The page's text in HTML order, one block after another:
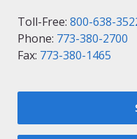
Toll-Free: 800-638-
Phone: 773-380-2700
Fax: 773-380-1465